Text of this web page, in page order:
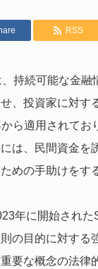
RSS
持続可能な金融
、投資家に対す
ら適用されて
は、民間資金
めの手助けをす
年に開始され
の目的に対す
要な概念の法律